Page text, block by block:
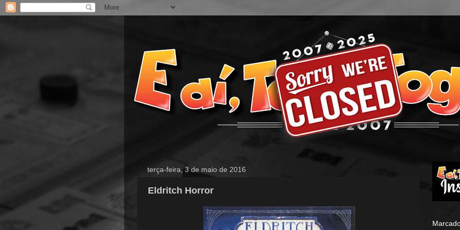
terça-feira, 3 de maio de 2016
Eldritch Horror